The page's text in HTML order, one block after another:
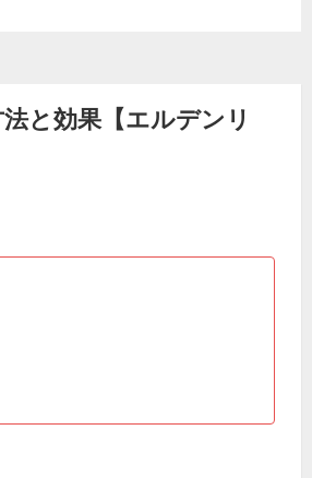
と効果【エルデンリ